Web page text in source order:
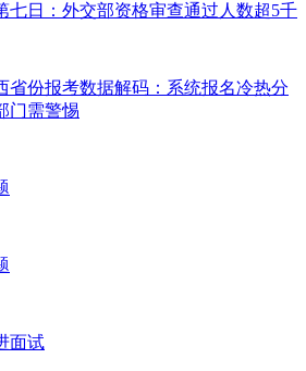
七日：外交部资格审查通过人数超5千
省份报考数据解码：系统报名冷热分
门需警惕
面试